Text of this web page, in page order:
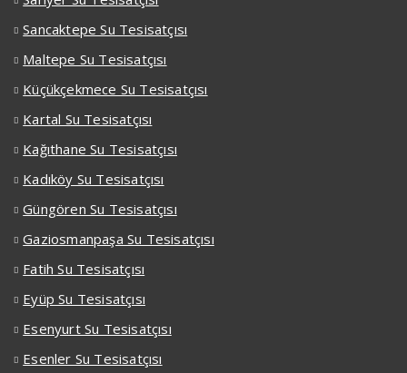
Sancaktepe Su Tesisatçısı
Maltepe Su Tesisatçısı
Küçükçekmece Su Tesisatçısı
Kartal Su Tesisatçısı
Kağıthane Su Tesisatçısı
Kadıköy Su Tesisatçısı
Güngören Su Tesisatçısı
Gaziosmanpaşa Su Tesisatçısı
Fatih Su Tesisatçısı
Eyüp Su Tesisatçısı
Esenyurt Su Tesisatçısı
Esenler Su Tesisatçısı